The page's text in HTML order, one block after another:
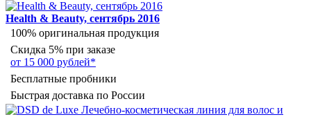
Health & Beauty, сентябрь 2016
100% оригинальная продукция
Скидка 5% при заказе
от 15 000 рублей*
Бесплатные пробники
Быстрая доставка по России